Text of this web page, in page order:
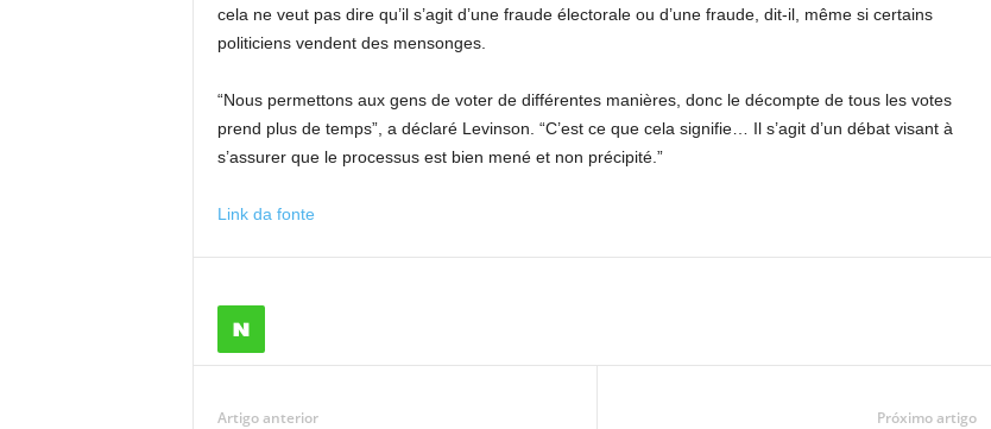
cela ne veut pas dire qu’il s’agit d’une fraude électorale ou d’une fraude, dit-il, même si certains
politiciens vendent des mensonges.
“Nous permettons aux gens de voter de différentes manières, donc le décompte de tous les votes
prend plus de temps”, a déclaré Levinson. “C’est ce que cela signifie… Il s’agit d’un débat visant à
s’assurer que le processus est bien mené et non précipité.”
Link da fonte
Artigo anterior Próximo artigo